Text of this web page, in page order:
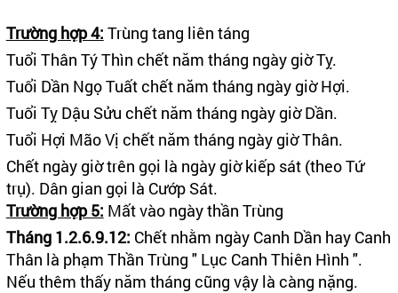
Trường hợp 4: Trùng tang liên táng
Tuổi Thân Tý Thìn chết năm tháng ngày giờ Tỵ.
Tuổi Dần Ngọ Tuất chết năm tháng ngày giờ Hợi.
Tuổi Tỵ Dậu Sửu chết năm tháng ngày giờ Dần.
Tuổi Hợi Mão Vị chết năm tháng ngày giờ Thân.
Chết ngày giờ trên gọi là ngày giờ kiếp sát (theo Tứ
trụ). Dân gian gọi là Cướp Sát.
Trường hợp 5: Mất vào ngày thần Trùng
Tháng 1.2.6.9.12: Chết nhằm ngày Canh Dần hay Canh
Thân là phạm Thần Trùng " Lục Canh Thiên Hình ".
Nếu thêm thấy năm tháng cũng vậy là càng nặng.